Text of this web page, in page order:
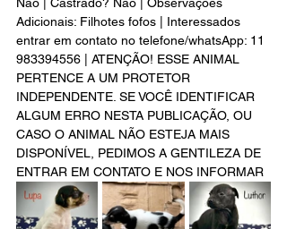
Adicionais: Filhotes fofos | Interessados
entrar em contato no telefone/whatsApp: 11
983394556 | ATENÇÃO! ESSE ANIMAL
PERTENCE A UM PROTETOR
INDEPENDENTE. SE VOCÊ IDENTIFICAR
ALGUM ERRO NESTA PUBLICAÇÃO, OU
CASO O ANIMAL NÃO ESTEJA MAIS
DISPONÍVEL, PEDIMOS A GENTILEZA DE
ENTRAR EM CONTATO E NOS INFORMAR